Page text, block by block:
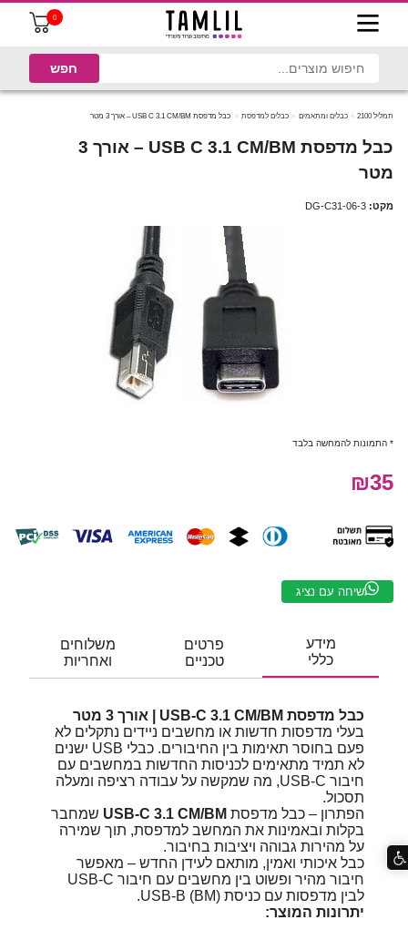
0
תמליל 2100 כבלים ומתאמים כבלים למדפסת כבל מדפסת USB C 3.1 CM/BM – אורך 3 מטר
כבל מדפסת USB C 3.1 CM/BM – אורך 3
מטר
מקט: DG-C31-06-3
* התמונות להמחשה בלבד
₪35
שיחה עם נציג
מידע
כללי
פרטים
טכניים
משלוחים
ואחריות
כבל מדפסת
בעלי מדפסות חדשות או מחשבים ניידים נתקלים לא
פעם בחוסר תאימות בין החיבורים. כבלי USB ישנים
לא תמיד מתאימים לכניסות החדשות במחשבים עם
חיבור USB-C, מה שמקשה על עבודה רציפה ומעלה
תסכול.
הפתרון – כבל מדפסת USB-C 3.1 CM/BM שמחבר
בקלות ובאמינות את המחשב למדפסת, תוך שמירה
על מהירות גבוהה ויציבות בחיבור.
כבל איכותי ואמין, מותאם לעידן החדש – מאפשר
חיבור מהיר ופשוט בין מחשבים עם חיבור USB-C
לבין מדפסות עם כניסת USB-B (BM).
יתרונות המוצר: